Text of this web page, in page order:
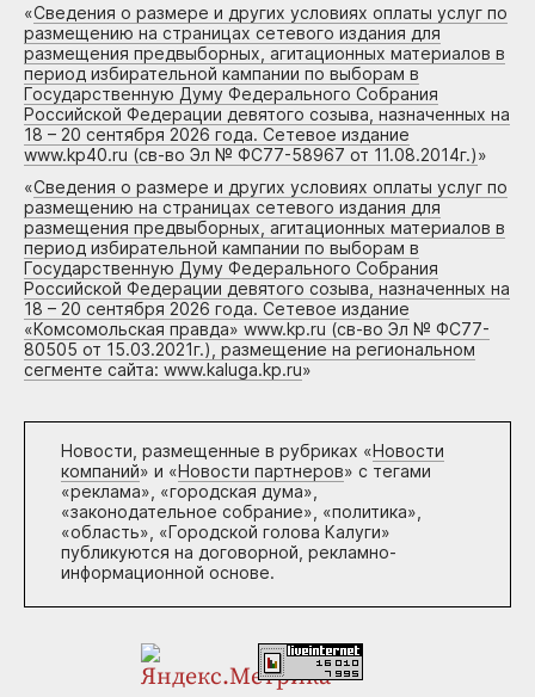
«Сведения о размере и других условиях оплаты услуг по
размещению на страницах сетевого издания для
размещения предвыборных, агитационных материалов в
период избирательной кампании по выборам в
Государственную Думу Федерального Собрания
Российской Федерации девятого созыва, назначенных на
18 – 20 сентября 2026 года. Сетевое издание
www.kp40.ru (св-во Эл № ФС77-58967 от 11.08.2014г.)»
«Сведения о размере и других условиях оплаты услуг по
размещению на страницах сетевого издания для
размещения предвыборных, агитационных материалов в
период избирательной кампании по выборам в
Государственную Думу Федерального Собрания
Российской Федерации девятого созыва, назначенных на
18 – 20 сентября 2026 года. Сетевое издание
«Комсомольская правда» www.kp.ru (св-во Эл № ФС77-
80505 от 15.03.2021г.), размещение на региональном
сегменте сайта: www.kaluga.kp.ru»
Новости, размещенные в рубриках «Новости
компаний» и «Новости партнеров» с тегами
«реклама», «городская дума»,
«законодательное собрание», «политика»,
«область», «Городской голова Калуги»
публикуются на договорной, рекламно-
информационной основе.